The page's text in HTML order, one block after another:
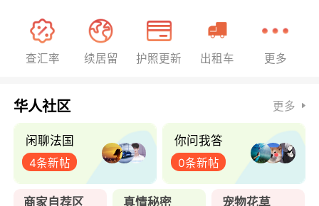
查汇率 续居留 护照更新 出租车 更多
华人社区 更多
闲聊法国
4条新帖
你问我答
0条新帖
商家自荐区 真情秘密 宠物花草